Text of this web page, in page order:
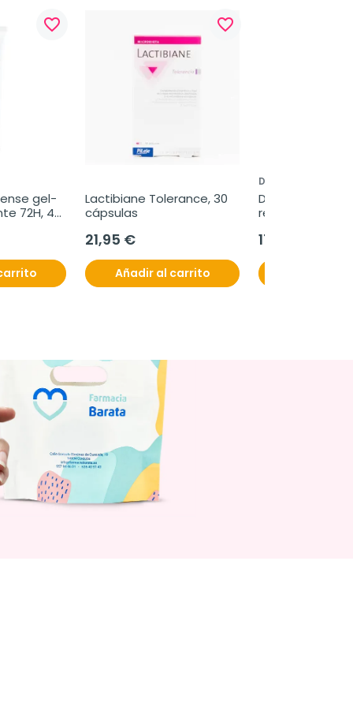
favorite_border
gel-
72H, 40
favorite_border
Lactibiane Tolerance, 30
cápsulas
21,95 €
Añadir al carrito
DS LABORATORIES
DS Revita
revitalizante
17,95 €